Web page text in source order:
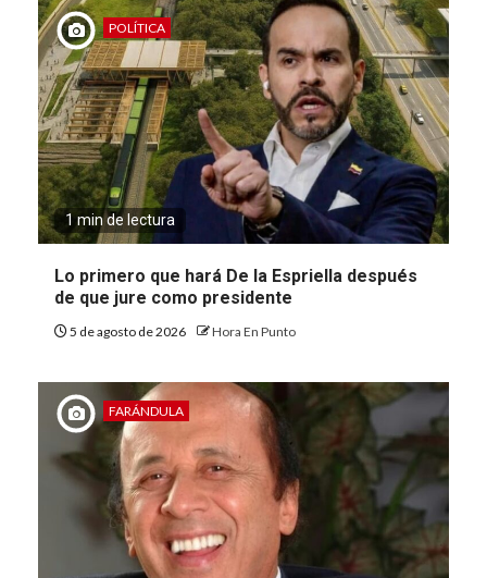
POLÍTICA
1 min de lectura
Lo primero que hará De la Espriella después
de que jure como presidente
5 de agosto de 2026 Hora En Punto
FARÁNDULA